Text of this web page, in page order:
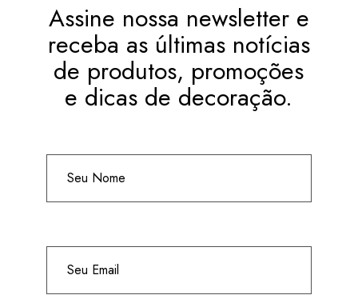
Assine nossa newsletter e
receba as últimas notícias
de produtos, promoções
e dicas de decoração.